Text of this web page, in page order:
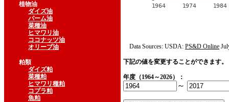
植物油
ダイズ油
パーム油
菜種油
ヒマワリ油
ココナッツ油
オリーブ油
粕類
ダイズ粕
菜種粕
ヒマワリ種粕
コプラ粕
魚粕
Data Sources: USDA: PS&D Online
下記の値を変更することができます。
年度（1964～2026）：
～